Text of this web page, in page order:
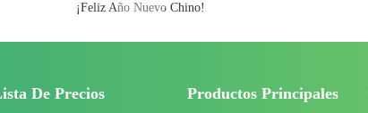
¡Feliz Año Nuevo Chino!
De Precios Productos Principales